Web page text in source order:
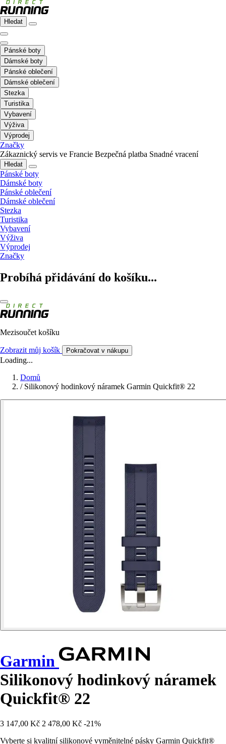
Hledat
Pánské boty
Dámské boty
Pánské oblečení
Dámské oblečení
Stezka
Turistika
Vybavení
Výživa
Výprodej
Značky
Zákaznický servis ve Francie Bezpečná platba Snadné vracení
Hledat
Pánské boty
Dámské boty
Pánské oblečení
Dámské oblečení
Stezka
Turistika
Vybavení
Výživa
Výprodej
Značky
Probíhá přidávání do košíku...
Mezisoučet košíku
Zobrazit můj košík Pokračovat v nákupu
Loading...
Domů
/ Silikonový hodinkový náramek Garmin Quickfit® 22
Garmin
Silikonový hodinkový náramek
Quickfit® 22
3 147,00 Kč 2 478,00 Kč -21%
Vyberte si kvalitní silikonové vyměnitelné pásky Garmin Quickfit®